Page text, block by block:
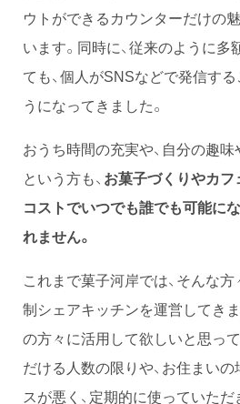
ウトができるカウンターだけの
います。同時に、従来のように多
ても、個人がSNSなどで発信す
うになってきました。
おうち時間の充実や、自分の趣
という方も、 お菓子づくりやカフ
コストでいつでも誰でも可能に
れません。
これまで菓子河岸では、そんな
制シェアキッチンを運営してき
の方々に活用して欲しいと思っ
だける人数の限りや、お住まい
スが悪く、定期的に使っていた